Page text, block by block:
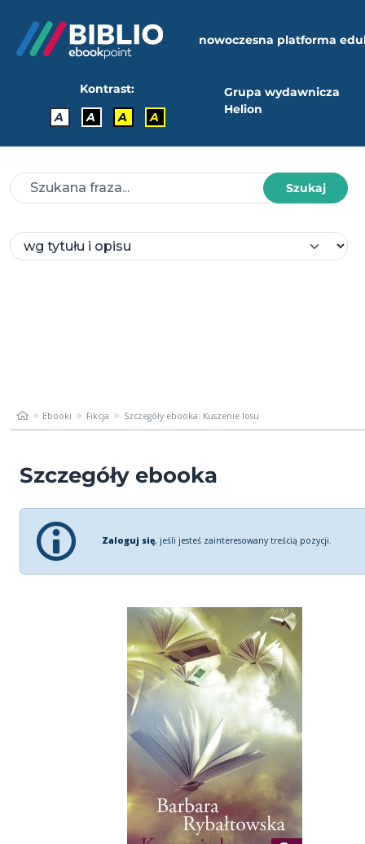
nowoczesna platforma
Kontrast:
A
A A A
Grupa wydawnicza
Helion
Szukaj
Ebooki Fikcja Szczegóły ebooka: Kuszenie losu
Szczegóły ebooka
Zaloguj się, jeśli jesteś zainteresowany treścią pozycji.